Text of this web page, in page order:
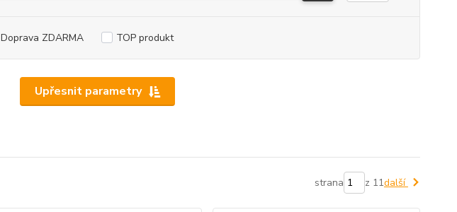
Upřesnit parametry
Doprava ZDARMA TOP produkt
strana z 11další